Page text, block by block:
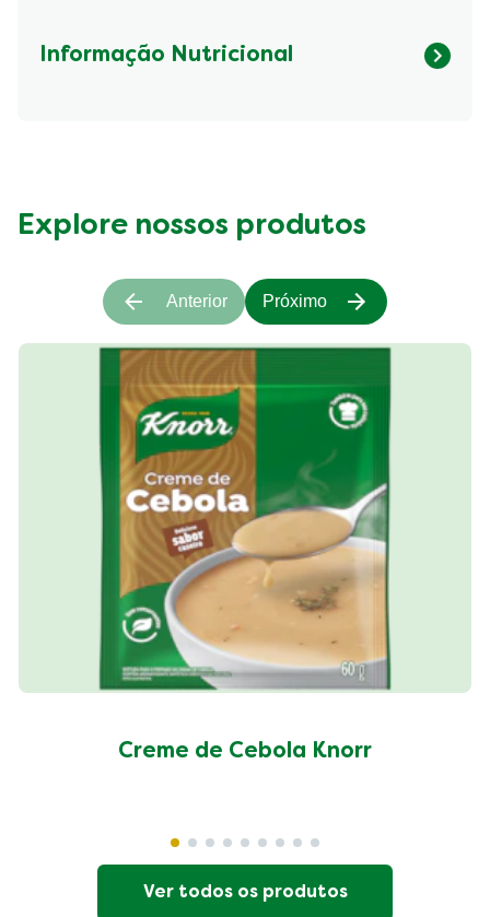
Informação Nutricional
Explore nossos produtos
Creme de Cebola Knorr
Anterior Próximo
Ver todos os produtos